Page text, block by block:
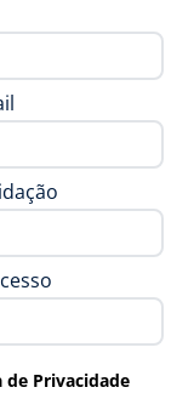
de Privacidade